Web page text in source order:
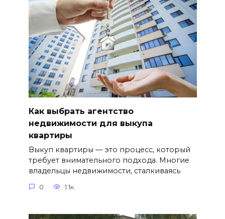
Как выбрать агентство
недвижимости для выкупа
квартиры
Выкуп квартиры — это процесс, который
требует внимательного подхода. Многие
владельцы недвижимости, сталкиваясь
0 1.1к.